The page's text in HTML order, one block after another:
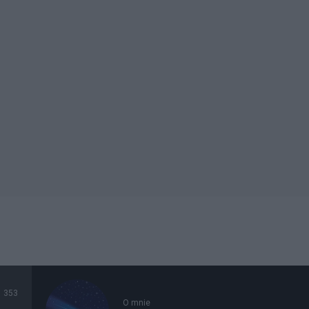
353
O mnie